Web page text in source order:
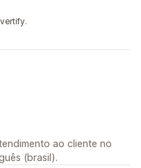
ao cliente no
(brasil).